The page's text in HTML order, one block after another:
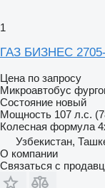
1
ГАЗ БИЗНЕС
Цена по запросу
Микроавтобус
Состояние новый
Мощность 107 л.с.
Колесная формула
Узбекистан,
О компании
Связаться с